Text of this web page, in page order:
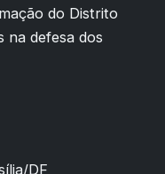
do Distrito
na defesa dos
DF